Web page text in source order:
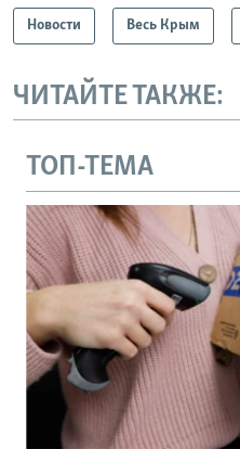
Новости Весь Крым
ЧИТАЙТЕ ТАКЖЕ:
ТОП-ТЕМА